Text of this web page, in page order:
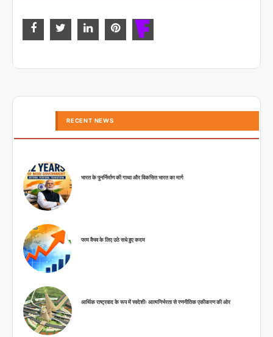
RECENT NEWS
भारत के पुनर्निर्माण की गाथा और विकसित भारत का मार्ग
परम वैभव के लिए उठे सधे हुए कदम
आर्थिक राष्ट्रवाद के रूप में स्वदेशीः आत्मनिर्भरता से रणनीतिक एकीकरण की ओर